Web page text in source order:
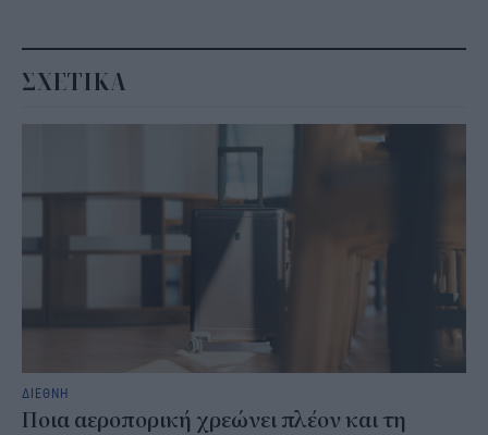
ΣΧΕΤΙΚΑ
ΔΙΕΘΝΗ
Ποια αεροπορική χρεώνει πλέον και τη